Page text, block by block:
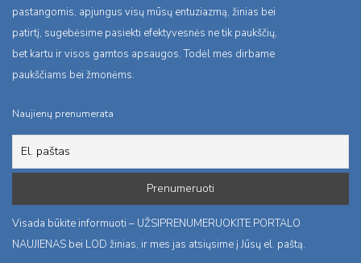
pastangomis, apjungus visų mūsų entuziazmą, žinias bei
patirtį, sugebėsime pasiekti efektyvesnės ne tik paukščių,
bet kartu ir visos gamtos apsaugos. Todėl mes dirbame
paukščiams bei žmonėms.
Naujienų prenumerata
Visada būkite informuoti – UŽSIPRENUMERUOKITE PORTALO
NAUJIENAS bei LOD žinias, ir mes jas atsiųsime į Jūsų el. paštą.